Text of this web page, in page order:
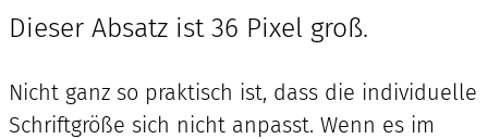
Dieser Absatz ist 36 Pixel groß.
Nicht ganz so praktisch ist, dass die individuelle
Schriftgröße sich nicht anpasst. Wenn es im